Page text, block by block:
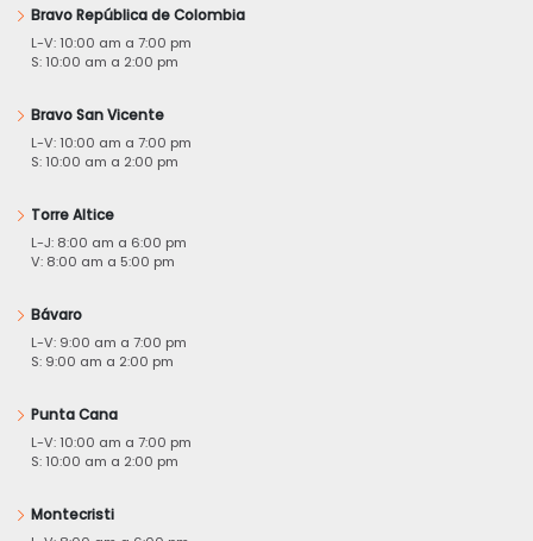
Bravo República de Colombia
L-V: 10:00 am a 7:00 pm
S: 10:00 am a 2:00 pm
Bravo San Vicente
L-V: 10:00 am a 7:00 pm
S: 10:00 am a 2:00 pm
Torre Altice
L-J: 8:00 am a 6:00 pm
V: 8:00 am a 5:00 pm
Bávaro
L-V: 9:00 am a 7:00 pm
S: 9:00 am a 2:00 pm
Punta Cana
L-V: 10:00 am a 7:00 pm
S: 10:00 am a 2:00 pm
Montecristi